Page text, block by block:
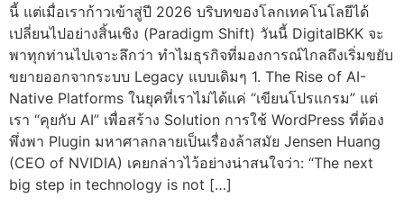
นี้ แต่เมื่อเราก้าวเข้าสู่ปี 2026 บริบทของโลกเทคโนโลยีได้
เปลี่ยนไปอย่างสิ้นเชิง (Paradigm Shift) วันนี้ DigitalBKK จะ
พาทุกท่านไปเจาะลึกว่า ทำไมธุรกิจที่มองการณ์ไกลถึงเริ่มขยับ
ขยายออกจากระบบ Legacy แบบเดิมๆ 1. The Rise of AI-
Native Platforms ในยุคที่เราไม่ได้แค่ “เขียนโปรแกรม” แต่
เรา “คุยกับ AI” เพื่อสร้าง Solution การใช้ WordPress ที่ต้อง
พึ่งพา Plugin มหาศาลกลายเป็นเรื่องล้าสมัย Jensen Huang
(CEO of NVIDIA) เคยกล่าวไว้อย่างน่าสนใจว่า: “The next
big step in technology is not […]